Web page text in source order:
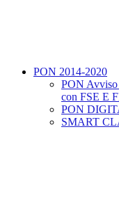
PON 2014-2020
PON Avviso
con FSE E
PON
SMART